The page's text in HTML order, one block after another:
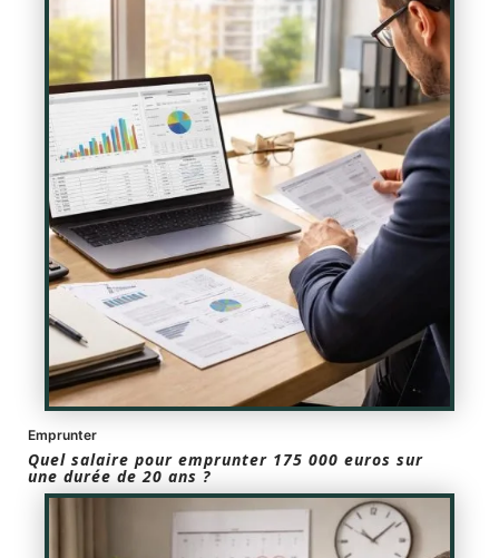
Emprunter
Quel salaire pour emprunter 175 000 euros sur
une durée de 20 ans ?